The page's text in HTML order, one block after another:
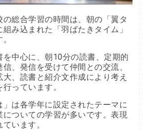
総合学習の時間は、朝の「翼タ
み込まれた「羽ばたきタイム」
を中心に、朝10分の読書、定期的
、発信を受けて仲間との交流、
、読書と紹介文作成により考え
っています。
」は各学年に設定されたテーマに
ついての学習が多いです。表現
います。